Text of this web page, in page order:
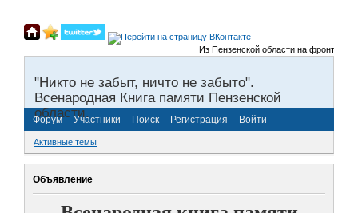
Из Пензенской области на фронты
"Никто не забыт, ничто не забыто".
Всенародная Книга памяти Пензенской
области.
Форум Участники Поиск Регистрация Войти
Активные темы
Объявление